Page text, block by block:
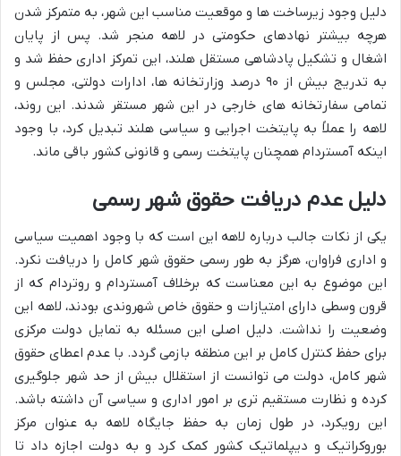
دلیل وجود زیرساخت ها و موقعیت مناسب این شهر، به متمرکز شدن
هرچه بیشتر نهادهای حکومتی در لاهه منجر شد. پس از پایان
اشغال و تشکیل پادشاهی مستقل هلند، این تمرکز اداری حفظ شد و
به تدریج بیش از ۹۰ درصد وزارتخانه ها، ادارات دولتی، مجلس و
تمامی سفارتخانه های خارجی در این شهر مستقر شدند. این روند،
لاهه را عملاً به پایتخت اجرایی و سیاسی هلند تبدیل کرد، با وجود
اینکه آمستردام همچنان پایتخت رسمی و قانونی کشور باقی ماند.
دلیل عدم دریافت حقوق شهر رسمی
یکی از نکات جالب درباره لاهه این است که با وجود اهمیت سیاسی
و اداری فراوان، هرگز به طور رسمی حقوق شهر کامل را دریافت نکرد.
این موضوع به این معناست که برخلاف آمستردام و روتردام که از
قرون وسطی دارای امتیازات و حقوق خاص شهروندی بودند، لاهه این
وضعیت را نداشت. دلیل اصلی این مسئله به تمایل دولت مرکزی
برای حفظ کنترل کامل بر این منطقه بازمی گردد. با عدم اعطای حقوق
شهر کامل، دولت می توانست از استقلال بیش از حد شهر جلوگیری
کرده و نظارت مستقیم تری بر امور اداری و سیاسی آن داشته باشد.
این رویکرد، در طول زمان به حفظ جایگاه لاهه به عنوان مرکز
بوروکراتیک و دیپلماتیک کشور کمک کرد و به دولت اجازه داد تا